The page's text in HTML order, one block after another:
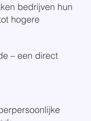
bedrijven hun
hogere
– een direct